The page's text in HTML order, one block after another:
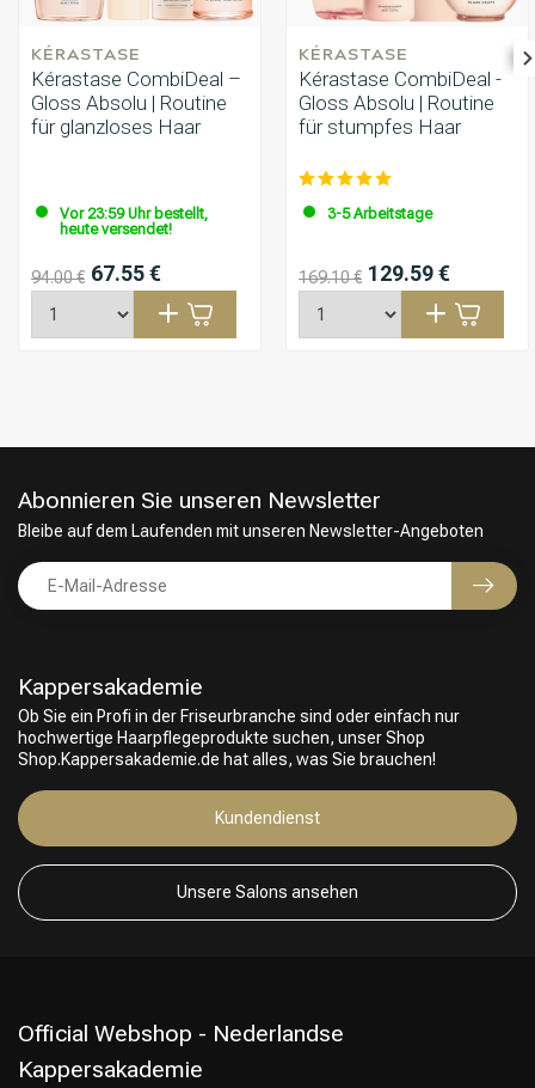
KÉRASTASE
Kérastase CombiDeal –
Gloss Absolu | Routine
für glanzloses Haar
Vor 23:59 Uhr bestellt,
heute versendet!
94.00 € 67.55 €
KÉRASTASE
Kérastase CombiDeal -
Gloss Absolu | Routine
für stumpfes Haar
3-5 Arbeitstage
169.10 € 129.59 €
Kappersakademie
Ob Sie ein Profi in der Friseurbranche sind oder einfach nur
hochwertige Haarpflegeprodukte suchen, unser Shop
Shop.Kappersakademie.de hat alles, was Sie brauchen!
Kundendienst
Unsere Salons ansehen
Abonnieren Sie unseren Newsletter
Bleibe auf dem Laufenden mit unseren Newsletter-Angeboten
Official Webshop - Nederlandse
Kappersakademie